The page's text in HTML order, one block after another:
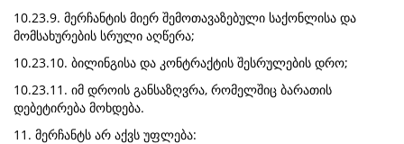
10.23.9. მერჩანტის მიერ შემოთავაზებული საქონლისა და
მომსახურების სრული აღწერა;
10.23.10. ბილინგისა და კონტრაქტის შესრულების დრო;
10.23.11. იმ დროის განსაზღვრა, რომელშიც ბარათის
დებეტირება მოხდება.
11. მერჩანტს არ აქვს უფლება: